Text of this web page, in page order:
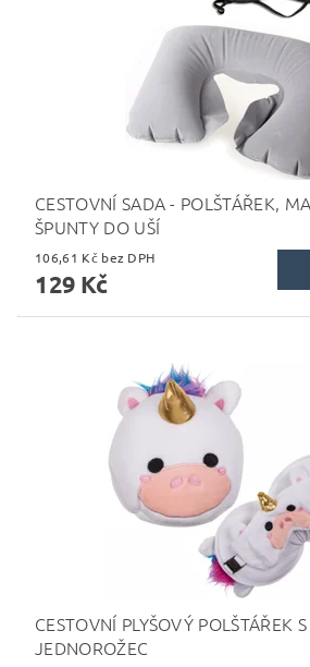
CESTOVNÍ SADA - POLŠTÁŘEK,
ŠPUNTY DO UŠÍ
106,61 Kč bez DPH
129 Kč
CESTOVNÍ PLYŠOVÝ POLŠTÁŘEK
JEDNOROŽEC